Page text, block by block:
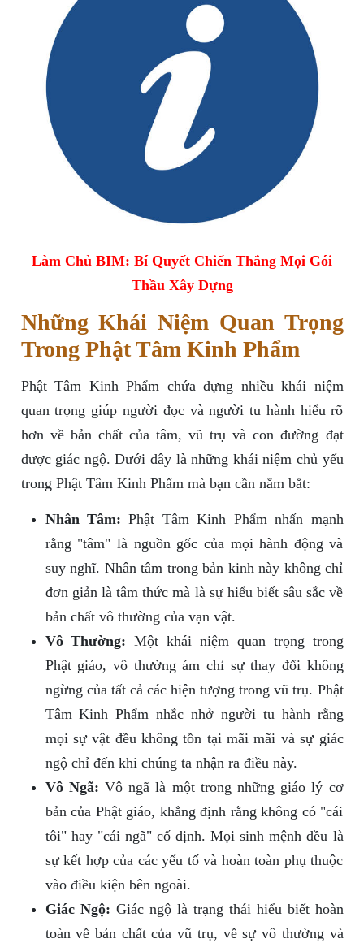
Làm Chủ BIM: Bí Quyết Chiến Thắng Mọi Gói
Thầu Xây Dựng
Những Khái Niệm Quan Trọng
Trong Phật Tâm Kinh Phẩm
Phật Tâm Kinh Phẩm chứa đựng nhiều khái niệm
quan trọng giúp người đọc và người tu hành hiểu rõ
hơn về bản chất của tâm, vũ trụ và con đường đạt
được giác ngộ. Dưới đây là những khái niệm chủ yếu
trong Phật Tâm Kinh Phẩm mà bạn cần nắm bắt:
Nhân Tâm: Phật Tâm Kinh Phẩm nhấn mạnh
rằng "tâm" là nguồn gốc của mọi hành động và
suy nghĩ. Nhân tâm trong bản kinh này không chỉ
đơn giản là tâm thức mà là sự hiểu biết sâu sắc về
bản chất vô thường của vạn vật.
Vô Thường: Một khái niệm quan trọng trong
Phật giáo, vô thường ám chỉ sự thay đổi không
ngừng của tất cả các hiện tượng trong vũ trụ. Phật
Tâm Kinh Phẩm nhắc nhở người tu hành rằng
mọi sự vật đều không tồn tại mãi mãi và sự giác
ngộ chỉ đến khi chúng ta nhận ra điều này.
Vô Ngã: Vô ngã là một trong những giáo lý cơ
bản của Phật giáo, khẳng định rằng không có "cái
tôi" hay "cái ngã" cố định. Mọi sinh mệnh đều là
sự kết hợp của các yếu tố và hoàn toàn phụ thuộc
vào điều kiện bên ngoài.
Giác Ngộ: Giác ngộ là trạng thái hiểu biết hoàn
toàn về bản chất của vũ trụ, về sự vô thường và